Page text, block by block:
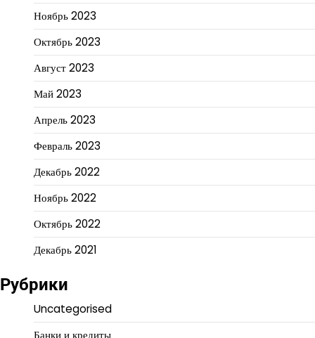
Ноябрь 2023
Октябрь 2023
Август 2023
Май 2023
Апрель 2023
Февраль 2023
Декабрь 2022
Ноябрь 2022
Октябрь 2022
Декабрь 2021
Рубрики
Uncategorised